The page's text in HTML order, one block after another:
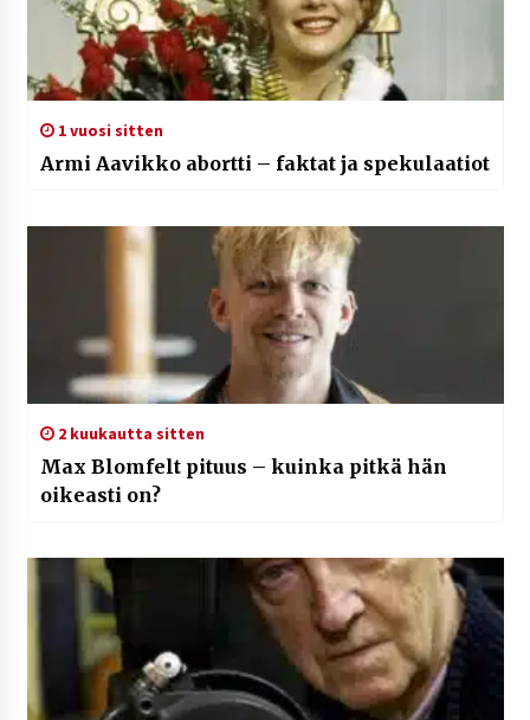
1 vuosi sitten
Armi Aavikko abortti – faktat ja spekulaatiot
2 kuukautta sitten
Max Blomfelt pituus – kuinka pitkä hän
oikeasti on?